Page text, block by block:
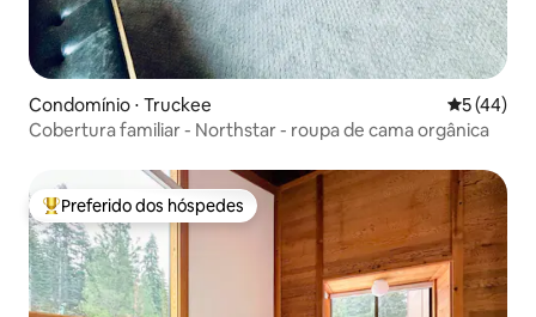
Condomínio ⋅ Truckee 5 de uma
5 (44)
Cobertura familiar - Northstar - roupa de cama orgânica
Entre os melhores preferidos dos hóspedes
Preferido dos hóspedes